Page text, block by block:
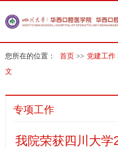
您所在的位置： 首页 >> 党建工作
文
专项工作
我院荣获四川大学